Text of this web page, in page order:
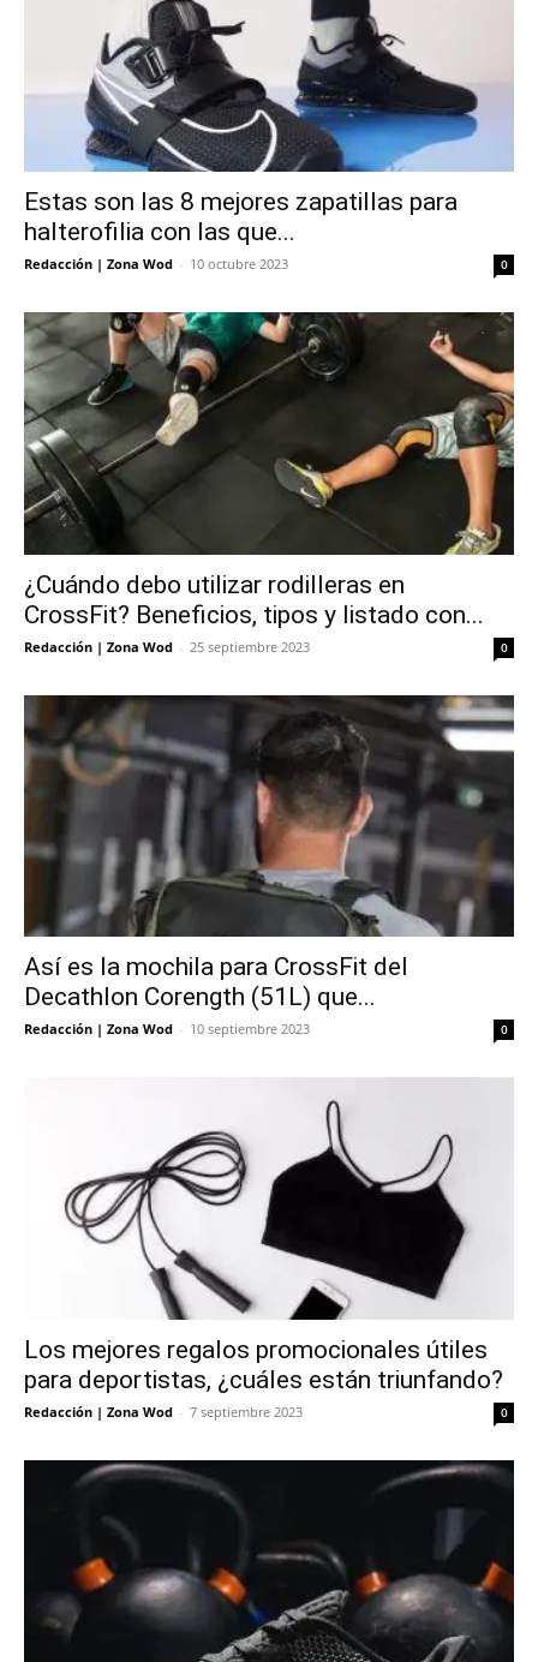
Estas son las 8 mejores zapatillas para
halterofilia con las que...
Redacción | Zona Wod - 10 octubre 2023 0
¿Cuándo debo utilizar rodilleras en
CrossFit? Beneficios, tipos y listado con...
Redacción | Zona Wod - 25 septiembre 2023 0
Así es la mochila para CrossFit del
Decathlon Corength (51L) que...
Redacción | Zona Wod - 10 septiembre 2023 0
Los mejores regalos promocionales útiles
para deportistas, ¿cuáles están triunfando?
Redacción | Zona Wod - 7 septiembre 2023 0